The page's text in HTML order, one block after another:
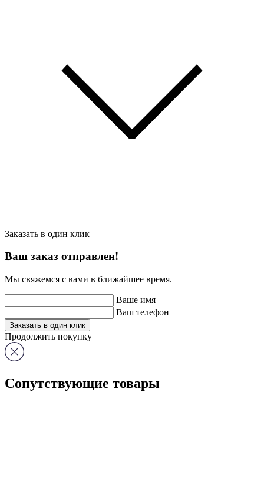
Заказать в один клик
Ваш заказ отправлен!
Мы свяжемся с вами в ближайшее время.
Ваше имя
Ваш телефон
Заказать в один клик
Продолжить покупку
Сопутствующие товары